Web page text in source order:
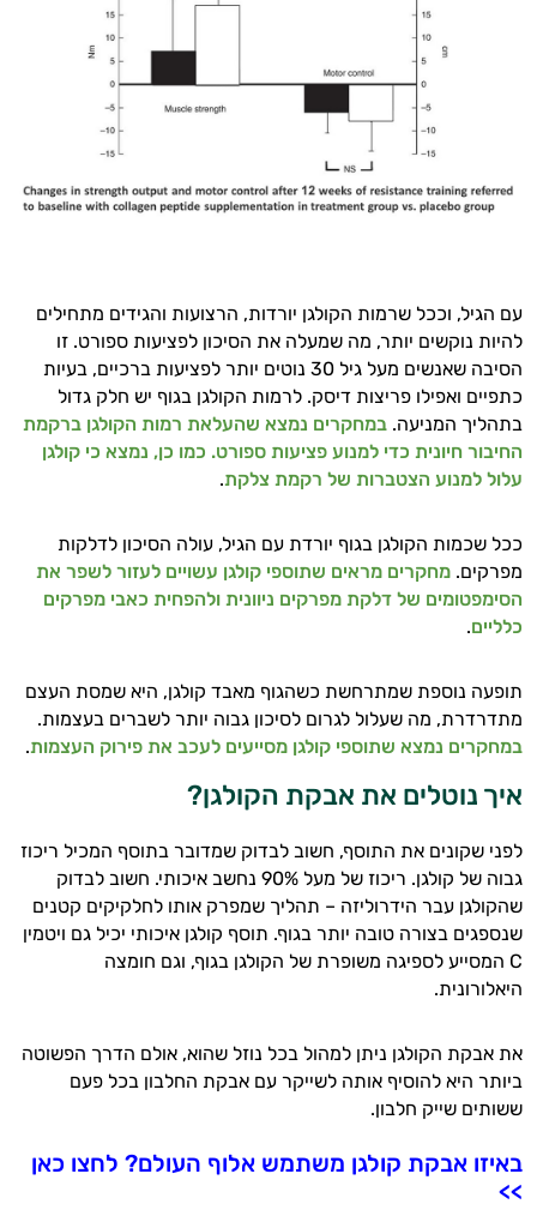
עם הגיל, וככל שרמות הקולגן יורדות, הרצועות והגידים מתחילים
להיות נוקשים יותר, מה שמעלה את הסיכון לפציעות ספורט. זו
הסיבה שאנשים מעל גיל 30 נוטים יותר לפציעות ברכיים, בעיות
כתפיים ואפילו פריצות דיסק. לרמות הקולגן בגוף יש חלק גדול
בתהליך המניעה. במחקרים נמצא שהעלאת רמות הקולגן ברקמת
החיבור חיונית כדי למנוע פציעות ספורט. כמו כן, נמצא כי קולגן
עלול למנוע הצטברות של רקמת צלקת.
ככל שכמות הקולגן בגוף יורדת עם הגיל, עולה הסיכון לדלקות
מפרקים. מחקרים מראים שתוספי קולגן עשויים לעזור לשפר את
הסימפטומים של דלקת מפרקים ניוונית ולהפחית כאבי מפרקים
כלליים.
תופעה נוספת שמתרחשת כשהגוף מאבד קולגן, היא שמסת העצם
מתדרדרת, מה שעלול לגרום לסיכון גבוה יותר לשברים בעצמות.
במחקרים נמצא שתוספי קולגן מסייעים לעכב את פירוק העצמות.
איך נוטלים את אבקת הקולגן?
לפני שקונים את התוסף, חשוב לבדוק שמדובר בתוסף המכיל ריכוז
גבוה של קולגן. ריכוז של מעל 90% נחשב איכותי. חשוב לבדוק
שהקולגן עבר הידרוליזה – תהליך שמפרק אותו לחלקיקים קטנים
שנספגים בצורה טובה יותר בגוף. תוסף קולגן איכותי יכיל גם ויטמין
C המסייע לספיגה משופרת של הקולגן בגוף, וגם חומצה
היאלורונית.
את אבקת הקולגן ניתן למהול בכל נוזל שהוא, אולם הדרך הפשוטה
ביותר היא להוסיף אותה לשייקר עם אבקת החלבון בכל פעם
ששותים שייק חלבון.
באיזו אבקת קולגן משתמש אלוף העולם? לחצו כאן
>>
התשובות שלי מבוססות על מאגרי מידע קליניים
וספרות מקצועית בתחומי הרפואה הטבעית
ותזונת הספורט.
אני כאן כדי לעזור לך להתאים את תוספי
התזונה ומוצרי הבריאות המדויקים למטרות
עובדים יחד כדי למקסם תוצאות גם בחיי היום
יום וגם בתחום הכושר והספורט.
המטרה שלי היא להתאים עבורך המלצות
זה הזמן להתחיל. איך אוכל לעזור?